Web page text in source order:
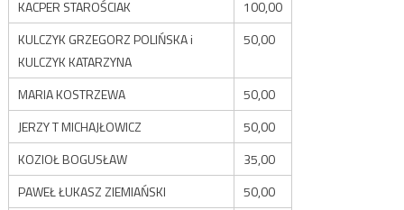
KACPER STAROŚCIAK
100,00
KULCZYK GRZEGORZ POLIŃSKA i
KULCZYK KATARZYNA
50,00
MARIA KOSTRZEWA
50,00
JERZY T MICHAJŁOWICZ
50,00
KOZIOŁ BOGUSŁAW
35,00
PAWEŁ ŁUKASZ ZIEMIAŃSKI
50,00